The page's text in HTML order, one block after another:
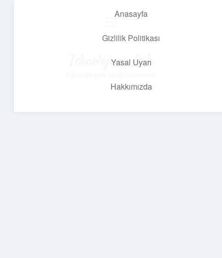
Anasayfa
Gizlilik Politikası
Yasal Uyarı
Hakkımızda
Teknoloji ve Aşk